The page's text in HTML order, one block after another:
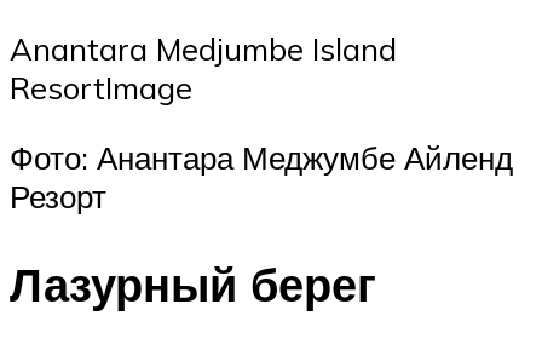
Anantara Medjumbe Island
ResortImage
Фото: Анантара Меджумбе Айленд
Резорт
Лазурный берег